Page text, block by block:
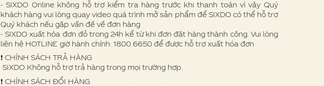
- SIXDO Online không hỗ trợ kiểm tra hàng trước khi thanh toán vì vậy Quý
khách hàng vui lòng quay video quá trình mở sản phẩm để SIXDO có thể hỗ trợ
Quý khách nếu gặp vấn đề về đơn hàng
- SIXDO xuất hóa đơn đỏ trong 24h kể từ khi đơn đặt hàng thành công. Vui lòng
liên hệ HOTLINE giờ hành chính: 1800 6650 để được hỗ trợ xuất hóa đơn
❗️ CHÍNH SÁCH TRẢ HÀNG
SIXDO Không hỗ trợ trả hàng trong mọi trường hợp.
❗️ CHÍNH SÁCH ĐỔI HÀNG